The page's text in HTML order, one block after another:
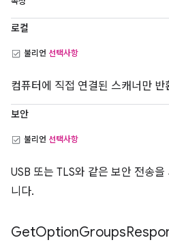
로컬
불리언 선택사항
컴퓨터에 직접 연결된 스캐너만 반
보안
불리언 선택사항
USB 또는 TLS와 같은 보안 전송
니다.
GetOptionGroups